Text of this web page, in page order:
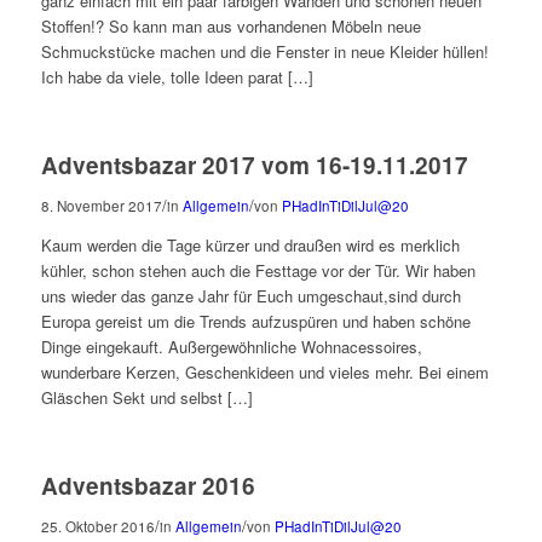
Stoffen!? So kann man aus vorhandenen Möbeln neue
Schmuckstücke machen und die Fenster in neue Kleider hüllen!
Ich habe da viele, tolle Ideen parat […]
Adventsbazar 2017 vom 16-19.11.2017
8. November 2017/in Allgemein/von PHadInTiDilJul@20
Kaum werden die Tage kürzer und draußen wird es merklich
kühler, schon stehen auch die Festtage vor der Tür. Wir haben
uns wieder das ganze Jahr für Euch umgeschaut,sind durch
Europa gereist um die Trends aufzuspüren und haben schöne
Dinge eingekauft. Außergewöhnliche Wohnacessoires,
wunderbare Kerzen, Geschenkideen und vieles mehr. Bei einem
Gläschen Sekt und selbst […]
Adventsbazar 2016
25. Oktober 2016/in Allgemein/von PHadInTiDilJul@20